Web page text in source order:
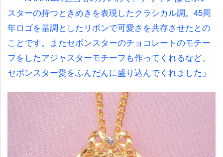
スターの持つときめきを表現したクラシカル調。45周
年ロゴを基調としたリボンで可愛さを共存させたとの
ことです。またセボンスターのチョコレートのモチー
フをしたアジャスターモチーフも作ってくれるなど、
セボンスター愛をふんだんに盛り込んでくれました」